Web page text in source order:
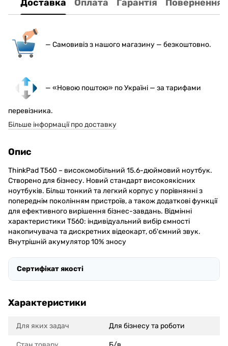
Доставка Оплата Гарантія Повернення
— Самовивіз з нашого магазину — безкоштовно.
— «Новою поштою» по Україні — за тарифами
перевізника.
Більше інформації про доставку
Опис
ThinkPad T560 – високомобільний 15.6-дюймовий ноутбук.
Створено для бізнесу. Новий стандарт високоякісних
ноутбуків. Більш тонкий та легкий корпус у порівнянні з
попереднім поколінням пристроїв, а також додаткові функції
для ефективного вирішення бізнес-завдань. Відмінні
характеристики T560: індивідуальний вибір ємності
накопичувача та дискретних відеокарт, об'ємний звук.
Внутрішній акумулятор 10% зносу
Сертифікат якості
Характеристики
Для яких задач Для бізнесу та роботи